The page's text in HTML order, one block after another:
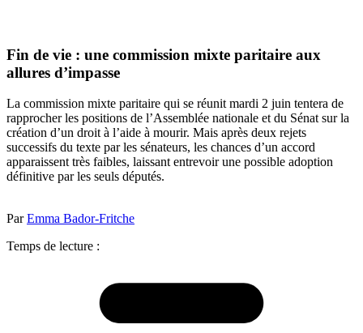
Fin de vie : une commission mixte paritaire aux
allures d’impasse
La commission mixte paritaire qui se réunit mardi 2 juin tentera de
rapprocher les positions de l’Assemblée nationale et du Sénat sur la
création d’un droit à l’aide à mourir. Mais après deux rejets
successifs du texte par les sénateurs, les chances d’un accord
apparaissent très faibles, laissant entrevoir une possible adoption
définitive par les seuls députés.
ParEmma Bador-Fritche
Temps de lecture :